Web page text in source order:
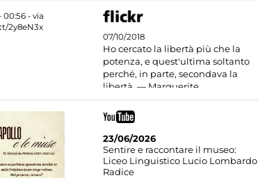
07/10/2018
Ho cercato la libertà più che la
potenza, e quest'ultima soltanto
perché, in parte, secondava la
libertà. — Marguerite
23/06/2026
Sentire e raccontare il museo:
Liceo Linguistico Lucio Lombardo
Radice